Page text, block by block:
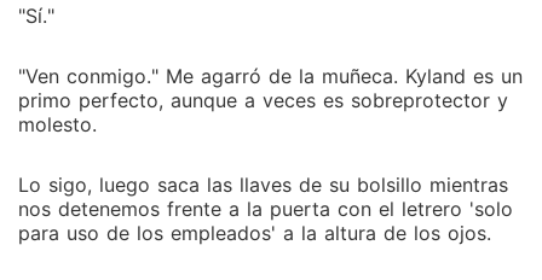
"Sí."
"Ven conmigo." Me agarró de la muñeca. Kyland es un
primo perfecto, aunque a veces es sobreprotector y
molesto.
Lo sigo, luego saca las llaves de su bolsillo mientras
nos detenemos frente a la puerta con el letrero 'solo
para uso de los empleados' a la altura de los ojos.